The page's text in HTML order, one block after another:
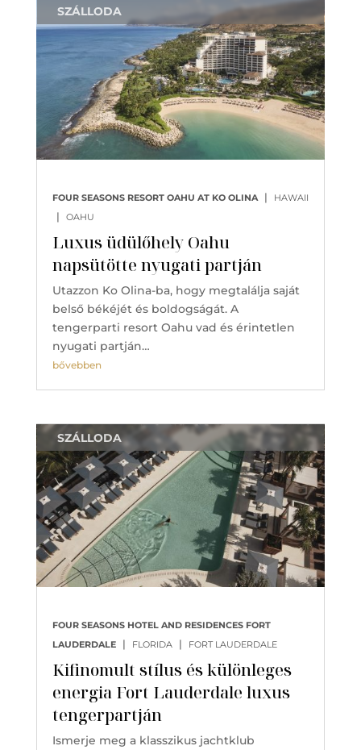
Luxus üdülőhely Oahu
napsütötte nyugati partján
FOUR SEASONS RESORT OAHU AT KO OLINA | HAWAII
| OAHU
SZÁLLODA
Utazzon Ko Olina-ba, hogy megtalálja saját
belső békéjét és boldogságát. A
tengerparti resort Oahu vad és érintetlen
nyugati partján…
bővebben
Kifinomult stílus és különleges
energia Fort Lauderdale luxus
tengerpartján
FOUR SEASONS HOTEL AND RESIDENCES FORT
LAUDERDALE
| FLORIDA | FORT LAUDERDALE
SZÁLLODA
Ismerje meg a klasszikus jachtklub